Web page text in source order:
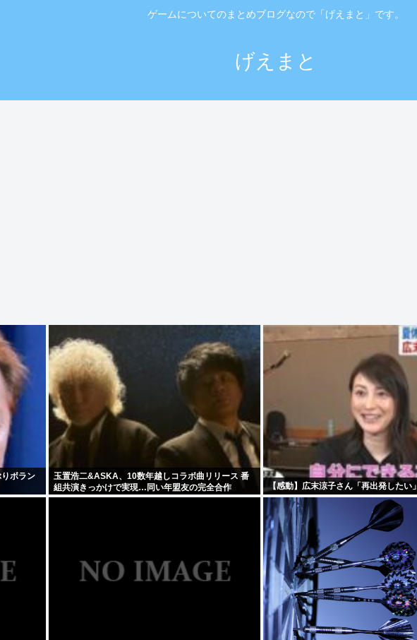
ゲームについてのまとめブログなので「げえまと」です。
げえまと
ボラン
玉置浩二&ASKA、10数年越しコラボ曲リリース 番
組共演きっかけで実現…同い年盟友の完全合作
【感動】広末涼子さん「再出発したい」